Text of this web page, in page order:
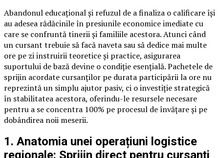
Abandonul educațional și refuzul de a finaliza o calificare își
au adesea rădăcinile în presiunile economice imediate cu
care se confruntă tinerii și familiile acestora. Atunci când
un cursant trebuie să facă naveta sau să dedice mai multe
ore pe zi instruirii teoretice și practice, asigurarea
suportului de bază devine o condiție esențială. Pachetele de
sprijin acordate cursanților pe durata participării la ore nu
reprezintă un simplu ajutor pasiv, ci o investiție strategică
în stabilitatea acestora, oferindu-le resursele necesare
pentru a se concentra 100% pe procesul de învățare și pe
dobândirea noii meserii.
1. Anatomia unei operațiuni logistice